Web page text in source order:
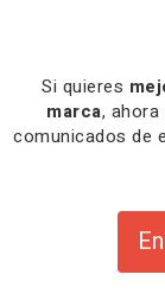
Si quieres
marca,
comunicados de